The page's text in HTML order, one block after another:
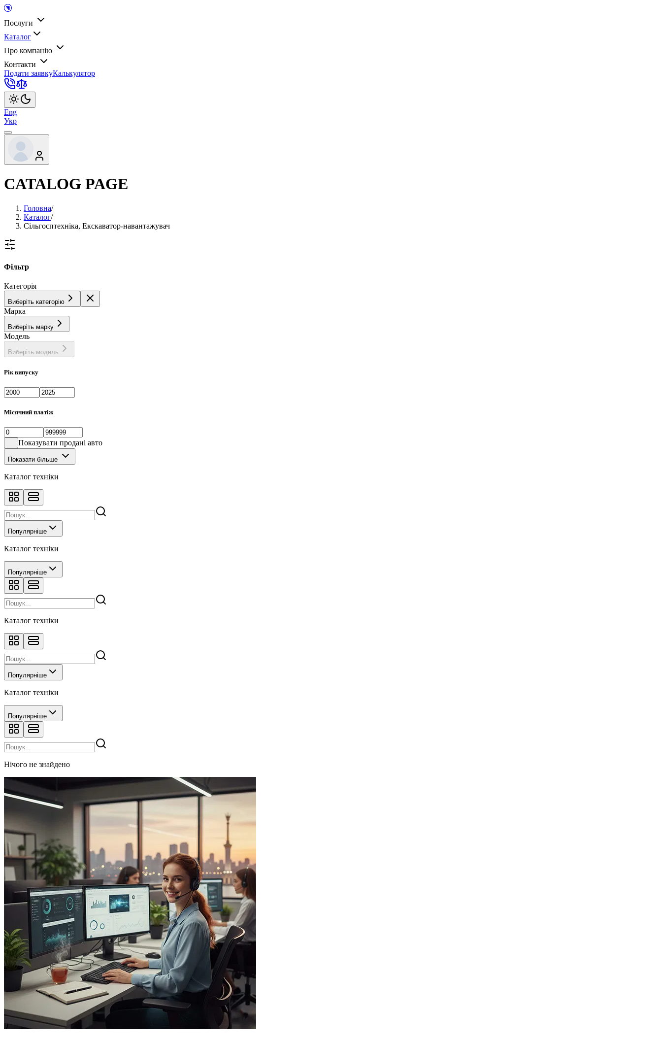
Послуги
Каталог
Про компанію
Контакти
Подати заявкуКалькулятор
Eng
Укр
CATALOG PAGE
Головна/
Каталог/
Сільгосптехніка, Екскаватор-навантажувач
Фільтр
Категорія
Виберіть категорію
Марка
Виберіть марку
Модель
Виберіть модель
Рік випуску
Місячний платіж
Показувати продані авто
Показати більше
Каталог техніки
Популярніше
Каталог техніки
Популярніше
Каталог техніки
Популярніше
Каталог техніки
Популярніше
Нічого не знайдено